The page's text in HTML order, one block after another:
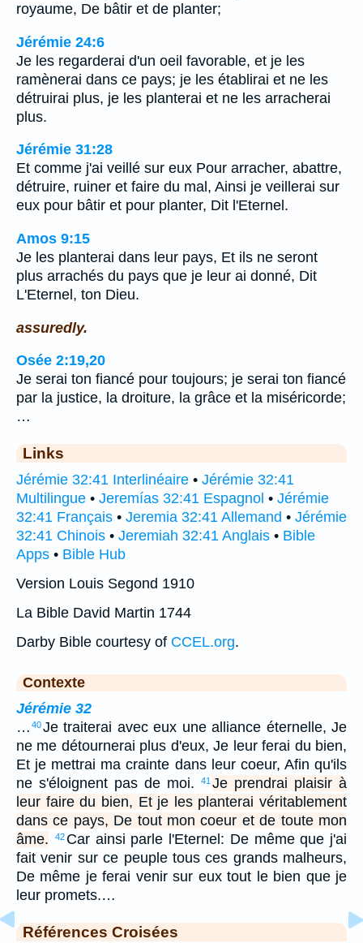
royaume, De bâtir et de planter;
Jérémie 24:6
Je les regarderai d'un oeil favorable, et je les
ramènerai dans ce pays; je les établirai et ne les
détruirai plus, je les planterai et ne les arracherai
plus.
Jérémie 31:28
Et comme j'ai veillé sur eux Pour arracher, abattre,
détruire, ruiner et faire du mal, Ainsi je veillerai sur
eux pour bâtir et pour planter, Dit l'Eternel.
Amos 9:15
Je les planterai dans leur pays, Et ils ne seront
plus arrachés du pays que je leur ai donné, Dit
L'Eternel, ton Dieu.
assuredly.
Osée 2:19,20
Je serai ton fiancé pour toujours; je serai ton fiancé
par la justice, la droiture, la grâce et la miséricorde;
…
Links
Jérémie 32:41 Interlinéaire • Jérémie 32:41
Multilingue • Jeremías 32:41 Espagnol • Jérémie
32:41 Français • Jeremia 32:41 Allemand • Jérémie
32:41 Chinois • Jeremiah 32:41 Anglais • Bible
Apps • Bible Hub
Version Louis Segond 1910
La Bible David Martin 1744
Darby Bible courtesy of CCEL.org.
Contexte
Jérémie 32
… 40Je traiterai avec eux une alliance éternelle, Je
ne me détournerai plus d'eux, Je leur ferai du bien,
Et je mettrai ma crainte dans leur coeur, Afin qu'ils
ne s'éloignent pas de moi.
41 Je prendrai plaisir à
leur faire du bien, Et je les planterai véritablement
dans ce pays, De tout mon coeur et de toute mon
âme.
42 Car ainsi parle l'Eternel: De même que j'ai
fait venir sur ce peuple tous ces grands malheurs,
De même je ferai venir sur eux tout le bien que je
leur promets.…
Références Croisées